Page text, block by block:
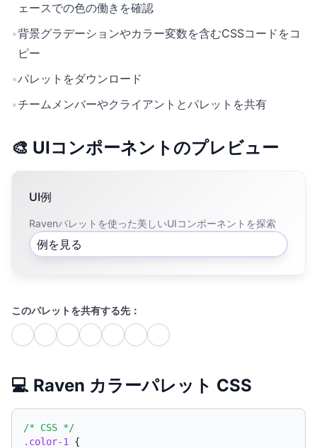
ェースでの色の働きを確認
•背景グラデーションやカラー変数を含むCSSコードをコ
ピー
•パレットをダウンロード
•チームメンバーやクライアントとパレットを共有
🎨 UIコンポーネントのプレビュー
UI例
Ravenパレットを使った美しいUIコンポーネントを探索
例を見る
このパレットを共有する先：
💻 Raven カラーパレット CSS
/* CSS */
.color-1
{